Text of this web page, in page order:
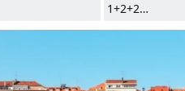
1+2+2…